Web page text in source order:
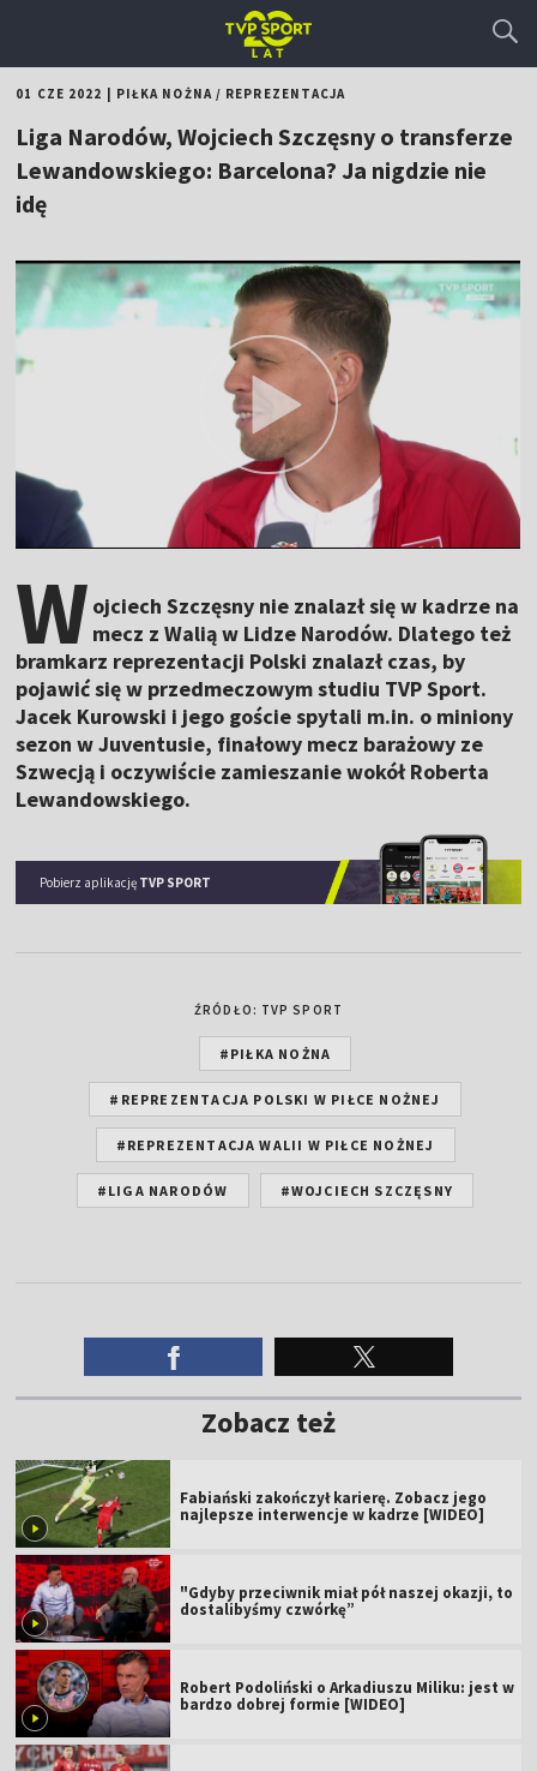
01 CZE 2022 PIŁKA NOŻNA/ REPREZENTACJA
Liga Narodów, Wojciech Szczęsny o transferze
Lewandowskiego: Barcelona? Ja nigdzie nie
idę
W ojciech Szczęsny nie znalazł się w kadrze na
mecz z Walią w Lidze Narodów. Dlatego też
bramkarz reprezentacji Polski znalazł czas, by
pojawić się w przedmeczowym studiu TVP Sport.
Jacek Kurowski i jego goście spytali m.in. o miniony
sezon w Juventusie, finałowy mecz barażowy ze
Szwecją i oczywiście zamieszanie wokół Roberta
Lewandowskiego.
Pobierz aplikację TVP SPORT
ŹRÓDŁO: TVP SPORT
#PIŁKA NOŻNA
#REPREZENTACJA POLSKI W PIŁCE NOŻNEJ
#REPREZENTACJA WALII W PIŁCE NOŻNEJ
#LIGA NARODÓW #WOJCIECH SZCZĘSNY
Zobacz też
Fabiański zakończył karierę. Zobacz jego
najlepsze interwencje w kadrze [WIDEO]
"Gdyby przeciwnik miał pół naszej okazji, to
dostalibyśmy czwórkę”
Robert Podoliński o Arkadiuszu Miliku: jest w
bardzo dobrej formie [WIDEO]